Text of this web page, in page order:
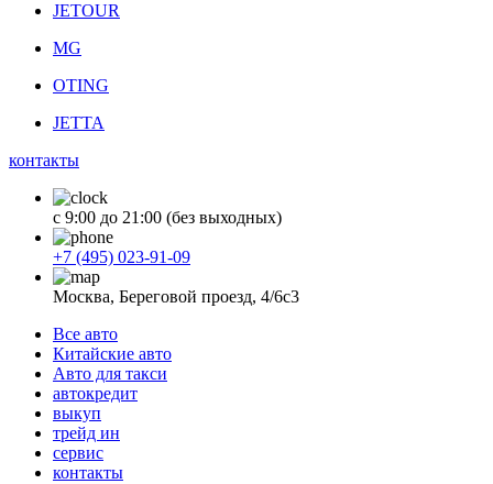
JETOUR
MG
OTING
JETTA
контакты
с 9:00 до 21:00 (без выходных)
+7 (495) 023-91-09
Москва, Береговой проезд, 4/6с3
Все авто
Китайские авто
Авто для такси
автокредит
выкуп
трейд ин
сервис
контакты